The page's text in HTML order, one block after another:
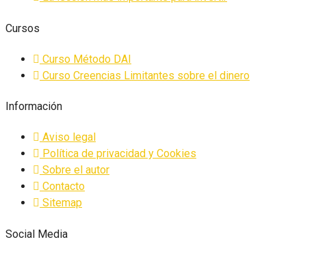
Cursos
Curso Método DAI
Curso Creencias Limitantes sobre el dinero
Información
Aviso legal
Política de privacidad y Cookies
Sobre el autor
Contacto
Sitemap
Social Media